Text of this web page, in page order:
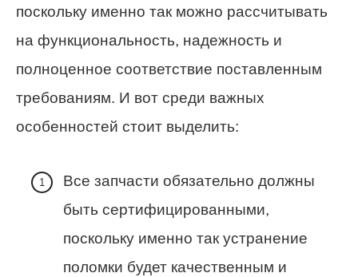
поскольку именно так можно рассчитывать
на функциональность, надежность и
полноценное соответствие поставленным
требованиям. И вот среди важных
особенностей стоит выделить:
Все запчасти обязательно должны
быть сертифицированными,
поскольку именно так устранение
поломки будет качественным и